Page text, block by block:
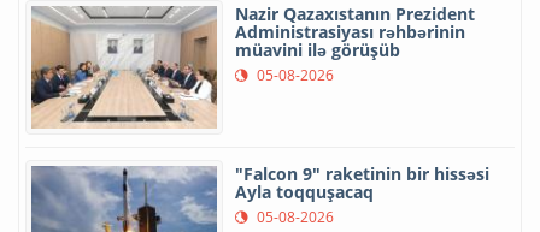
Nazir Qazaxıstanın Prezident
Administrasiyası rəhbərinin
müavini ilə görüşüb
05-08-2026
"Falcon 9" raketinin bir hissəsi
Ayla toqquşacaq
05-08-2026